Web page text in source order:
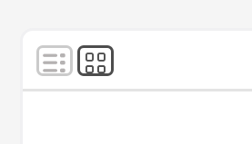
نمایش۱ -۱کالا از